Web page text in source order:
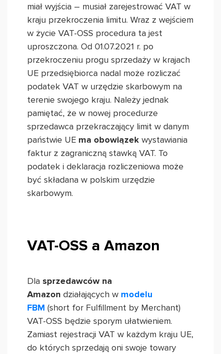
miał wyjścia – musiał zarejestrować VAT w
kraju przekroczenia limitu. Wraz z wejściem
w życie VAT-OSS procedura ta jest
uproszczona. Od 01.07.2021 r. po
przekroczeniu progu sprzedaży w krajach
UE przedsiębiorca nadal może rozliczać
podatek VAT w urzędzie skarbowym na
terenie swojego kraju. Należy jednak
pamiętać, że w nowej procedurze
sprzedawca przekraczający limit w danym
państwie UE ma obowiązek wystawiania
faktur z zagraniczną stawką VAT. To
podatek i deklaracja rozliczeniowa może
być składana w polskim urzędzie
skarbowym.
VAT-OSS a Amazon
Dla sprzedawców na
Amazon działających w modelu
FBM (short for Fulfillment by Merchant)
VAT-OSS będzie sporym ułatwieniem.
Zamiast rejestracji VAT w każdym kraju UE,
do których sprzedają oni swoje towary